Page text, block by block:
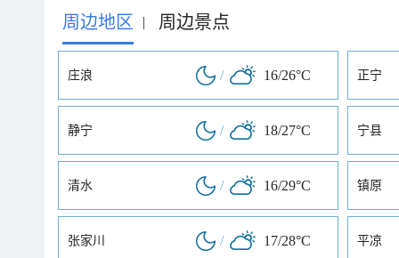
周边地区 | 周边景点
庄浪 / 16/26°C 正宁
静宁 / 18/27°C 宁县
清水 / 16/29°C 镇原
张家川 / 17/28°C 平凉